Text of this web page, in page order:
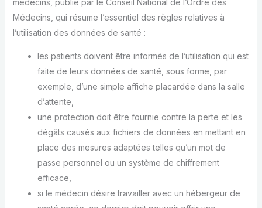
Médecins, qui résume l’essentiel des règles relatives à
l’utilisation des données de santé :
les patients doivent être informés de l’utilisation qui est
faite de leurs données de santé, sous forme, par
exemple, d’une simple affiche placardée dans la salle
d’attente,
une protection doit être fournie contre la perte et les
dégâts causés aux fichiers de données en mettant en
place des mesures adaptées telles qu’un mot de
passe personnel ou un système de chiffrement
efficace,
si le médecin désire travailler avec un hébergeur de